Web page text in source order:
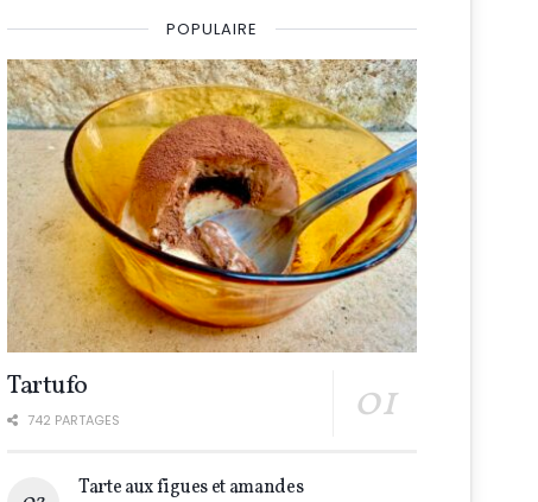
POPULAIRE
Tartufo
742 PARTAGES
Tarte aux figues et amandes